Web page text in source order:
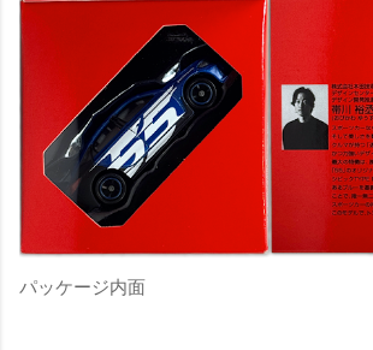
パッケージ内面